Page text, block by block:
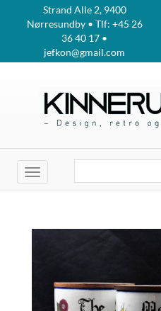
Strand Alle 2, 9400
Nørresundby • Tlf: +45 26
36 40 17 •
jefkon@gmail.com
Toggle
navigation